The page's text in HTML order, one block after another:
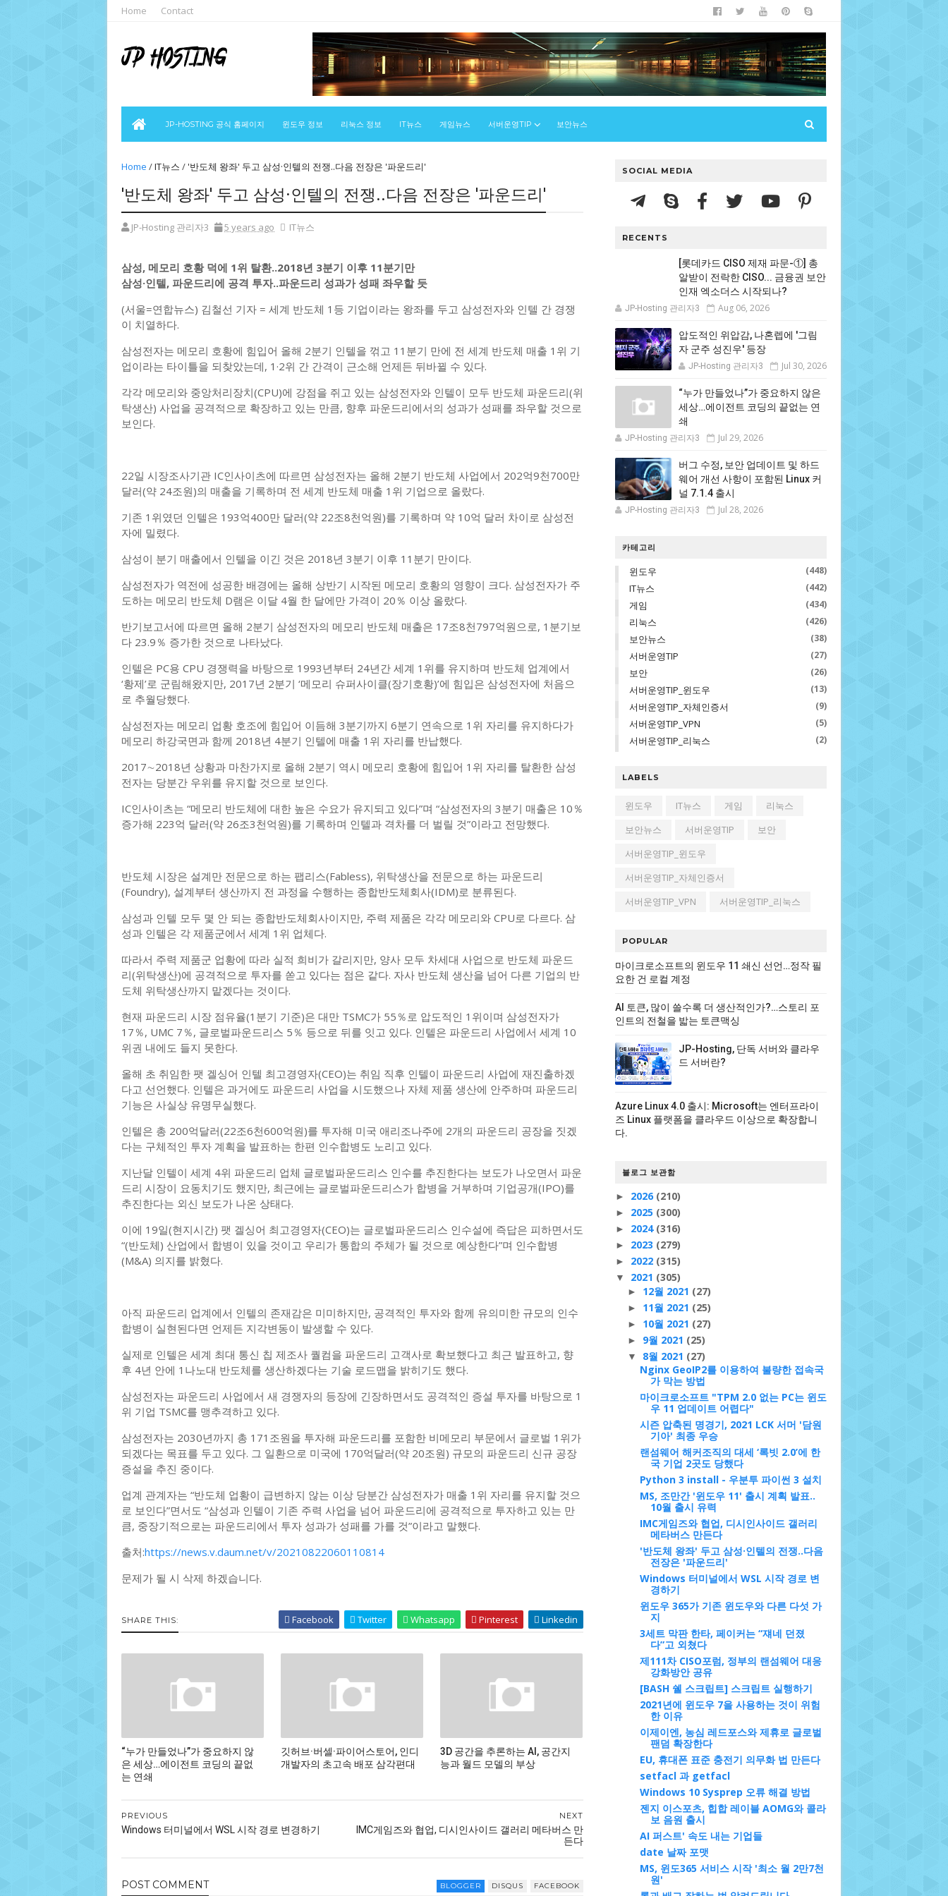
Home Contact
JP-HOSTING 공식 홈페이지 윈도우 정보 리눅스 정보 IT뉴스 게임뉴스 서버운영TIP 보안뉴스
Home /IT뉴스 / '반도체 왕좌' 두고 삼성·인텔의 전쟁..다음 전장은 '파운드리'
'반도체 왕좌' 두고 삼성·인텔의 전쟁..다음 전장은 '파운드리'
JP-Hosting 관리자3 5 years ago IT뉴스
삼성, 메모리 호황 덕에 1위 탈환..2018년 3분기 이후 11분기만
삼성·인텔, 파운드리에 공격 투자..파운드리 성과가 성패 좌우할 듯
(서울=연합뉴스) 김철선 기자 = 세계 반도체 1등 기업이라는 왕좌를 두고 삼성전자와 인텔 간 경쟁
이 치열하다.
삼성전자는 메모리 호황에 힘입어 올해 2분기 인텔을 꺾고 11분기 만에 전 세계 반도체 매출 1위 기
업이라는 타이틀을 되찾았는데, 1·2위 간 간격이 근소해 언제든 뒤바뀔 수 있다.
각각 메모리와 중앙처리장치(CPU)에 강점을 쥐고 있는 삼성전자와 인텔이 모두 반도체 파운드리(위
탁생산) 사업을 공격적으로 확장하고 있는 만큼, 향후 파운드리에서의 성과가 성패를 좌우할 것으로
보인다.
22일 시장조사기관 IC인사이츠에 따르면 삼성전자는 올해 2분기 반도체 사업에서 202억9천700만
달러(약 24조원)의 매출을 기록하며 전 세계 반도체 매출 1위 기업으로 올랐다.
기존 1위였던 인텔은 193억400만 달러(약 22조8천억원)를 기록하며 약 10억 달러 차이로 삼성전
자에 밀렸다.
삼성이 분기 매출에서 인텔을 이긴 것은 2018년 3분기 이후 11분기 만이다.
삼성전자가 역전에 성공한 배경에는 올해 상반기 시작된 메모리 호황의 영향이 크다. 삼성전자가 주
도하는 메모리 반도체 D램은 이달 4월 한 달에만 가격이 20％ 이상 올랐다.
반기보고서에 따르면 올해 2분기 삼성전자의 메모리 반도체 매출은 17조8천797억원으로, 1분기보
다 23.9％ 증가한 것으로 나타났다.
인텔은 PC용 CPU 경쟁력을 바탕으로 1993년부터 24년간 세계 1위를 유지하며 반도체 업계에서
‘황제’로 군림해왔지만, 2017년 2분기 ‘메모리 슈퍼사이클(장기호황)’에 힘입은 삼성전자에 처음으
로 추월당했다.
삼성전자는 메모리 업황 호조에 힘입어 이듬해 3분기까지 6분기 연속으로 1위 자리를 유지하다가
메모리 하강국면과 함께 2018년 4분기 인텔에 매출 1위 자리를 반납했다.
2017∼2018년 상황과 마찬가지로 올해 2분기 역시 메모리 호황에 힘입어 1위 자리를 탈환한 삼성
전자는 당분간 우위를 유지할 것으로 보인다.
IC인사이츠는 “메모리 반도체에 대한 높은 수요가 유지되고 있다”며 “삼성전자의 3분기 매출은 10％
증가해 223억 달러(약 26조3천억원)를 기록하며 인텔과 격차를 더 벌릴 것”이라고 전망했다.
반도체 시장은 설계만 전문으로 하는 팹리스(Fabless), 위탁생산을 전문으로 하는 파운드리
(Foundry), 설계부터 생산까지 전 과정을 수행하는 종합반도체회사(IDM)로 분류된다.
삼성과 인텔 모두 몇 안 되는 종합반도체회사이지만, 주력 제품은 각각 메모리와 CPU로 다르다. 삼
성과 인텔은 각 제품군에서 세계 1위 업체다.
따라서 주력 제품군 업황에 따라 실적 희비가 갈리지만, 양사 모두 차세대 사업으로 반도체 파운드
리(위탁생산)에 공격적으로 투자를 쏟고 있다는 점은 같다. 자사 반도체 생산을 넘어 다른 기업의 반
도체 위탁생산까지 맡겠다는 것이다.
현재 파운드리 시장 점유율(1분기 기준)은 대만 TSMC가 55％로 압도적인 1위이며 삼성전자가
17％, UMC 7％, 글로벌파운드리스 5％ 등으로 뒤를 잇고 있다. 인텔은 파운드리 사업에서 세계 10
위권 내에도 들지 못한다.
올해 초 취임한 팻 겔싱어 인텔 최고경영자(CEO)는 취임 직후 인텔이 파운드리 사업에 재진출하겠
다고 선언했다. 인텔은 과거에도 파운드리 사업을 시도했으나 자체 제품 생산에 안주하며 파운드리
기능은 사실상 유명무실했다.
인텔은 총 200억달러(22조6천600억원)를 투자해 미국 애리조나주에 2개의 파운드리 공장을 짓겠
다는 구체적인 투자 계획을 발표하는 한편 인수합병도 노리고 있다.
지난달 인텔이 세계 4위 파운드리 업체 글로벌파운드리스 인수를 추진한다는 보도가 나오면서 파운
드리 시장이 요동치기도 했지만, 최근에는 글로벌파운드리스가 합병을 거부하며 기업공개(IPO)를
추진한다는 외신 보도가 나온 상태다.
이에 19일(현지시간) 팻 겔싱어 최고경영자(CEO)는 글로벌파운드리스 인수설에 즉답은 피하면서도
“(반도체) 산업에서 합병이 있을 것이고 우리가 통합의 주체가 될 것으로 예상한다”며 인수합병
(M&A) 의지를 밝혔다.
아직 파운드리 업계에서 인텔의 존재감은 미미하지만, 공격적인 투자와 함께 유의미한 규모의 인수
합병이 실현된다면 언제든 지각변동이 발생할 수 있다.
실제로 인텔은 세계 최대 통신 칩 제조사 퀄컴을 파운드리 고객사로 확보했다고 최근 발표하고, 향
후 4년 안에 1나노대 반도체를 생산하겠다는 기술 로드맵을 밝히기도 했다.
삼성전자는 파운드리 사업에서 새 경쟁자의 등장에 긴장하면서도 공격적인 증설 투자를 바탕으로 1
위 기업 TSMC를 맹추격하고 있다.
삼성전자는 2030년까지 총 171조원을 투자해 파운드리를 포함한 비메모리 부문에서 글로벌 1위가
되겠다는 목표를 두고 있다. 그 일환으로 미국에 170억달러(약 20조원) 규모의 파운드리 신규 공장
증설을 추진 중이다.
업계 관계자는 “반도체 업황이 급변하지 않는 이상 당분간 삼성전자가 매출 1위 자리를 유지할 것으
로 보인다”면서도 “삼성과 인텔이 기존 주력 사업을 넘어 파운드리에 공격적으로 투자하고 있는 만
큼, 중장기적으로는 파운드리에서 투자 성과가 성패를 가를 것”이라고 말했다.
출처:https://news.v.daum.net/v/20210822060110814
문제가 될 시 삭제 하겠습니다.
SHARE THIS: Facebook Twitter Whatsapp Pinterest Linkedin
“누가 만들었나”가 중요하지 않
은 세상…에이전트 코딩의 끝없
는 연쇄
깃허브·버셀·파이어스토어, 인디
개발자의 초고속 배포 삼각편대
3D 공간을 추론하는 AI, 공간지
능과 월드 모델의 부상
NEXT
IMC게임즈와 협업, 디시인사이드 갤러리 메타버스 만
든다
PREVIOUS
Windows 터미널에서 WSL 시작 경로 변경하기
POST COMMENT BLOGGER DISQUS FACEBOOK
SOCIAL MEDIA
RECENTS
[롯데카드 CISO 제재 파문-①] 총
알받이 전락한 CISO... 금융권 보안
인재 엑소더스 시작되나?
JP-Hosting 관리자3 Aug 06, 2026
압도적인 위압감, 나혼렙에 '그림
자 군주 성진우' 등장
JP-Hosting 관리자3 Jul 30, 2026
“누가 만들었나”가 중요하지 않은
세상…에이전트 코딩의 끝없는 연
쇄
JP-Hosting 관리자3 Jul 29, 2026
버그 수정, 보안 업데이트 및 하드
웨어 개선 사항이 포함된 Linux 커
널 7.1.4 출시
JP-Hosting 관리자3 Jul 28, 2026
카테고리
윈도우 (448)
IT뉴스 (442)
게임 (434)
리눅스 (426)
보안뉴스 (38)
서버운영TIP (27)
보안 (26)
서버운영TIP_윈도우 (13)
서버운영TIP_자체인증서 (9)
서버운영TIP_VPN (5)
서버운영TIP_리눅스 (2)
LABELS
윈도우 IT뉴스 게임
리눅스
보안뉴스
서버운영TIP
보안
서버운영TIP_윈도우
서버운영TIP_자체인증서
서버운영TIP_VPN
서버운영TIP_리눅스
POPULAR
마이크로소프트의 윈도우 11 쇄신 선언…정작 필
요한 건 로컬 계정
AI 토큰, 많이 쓸수록 더 생산적인가?…스토리 포
인트의 전철을 밟는 토큰맥싱
JP-Hosting, 단독 서버와 클라우
드 서버란?
Azure Linux 4.0 출시: Microsoft는 엔터프라이
즈 Linux 플랫폼을 클라우드 이상으로 확장합니
다.
블로그 보관함
► 2026 (210)
► 2025 (300)
► 2024 (316)
► 2023 (279)
► 2022 (315)
▼ 2021 (305)
► 12월 2021 (27)
► 11월 2021 (25)
► 10월 2021 (27)
► 9월 2021 (25)
▼ 8월 2021 (27)
Nginx GeoIP2를 이용하여 불량한 접속국
가 막는 방법
마이크로소프트 "TPM 2.0 없는 PC는 윈도
우 11 업데이트 어렵다"
시즌 압축된 명경기, 2021 LCK 서머 '담원
기아' 최종 우승
랜섬웨어 해커조직의 대세 ‘록빗 2.0’에 한
국 기업 2곳도 당했다
Python 3 install - 우분투 파이썬 3 설치
MS, 조만간 '윈도우 11' 출시 계획 발표..
10월 출시 유력
IMC게임즈와 협업, 디시인사이드 갤러리
메타버스 만든다
'반도체 왕좌' 두고 삼성·인텔의 전쟁..다음
전장은 '파운드리'
Windows 터미널에서 WSL 시작 경로 변
경하기
윈도우 365가 기존 윈도우와 다른 다섯 가
지
3세트 막판 한타, 페이커는 “쟤네 던졌
다”고 외쳤다
제111차 CISO포럼, 정부의 랜섬웨어 대응
강화방안 공유
[BASH 쉘 스크립트] 스크립트 실행하기
2021년에 윈도우 7을 사용하는 것이 위험
한 이유
이제이엔, 농심 레드포스와 제휴로 글로벌
팬덤 확장한다
EU, 휴대폰 표준 충전기 의무화 법 만든다
setfacl 과 getfacl
Windows 10 Sysprep 오류 해결 방법
젠지 이스포츠, 힙합 레이블 AOMG와 콜라
보 음원 출시
AI 퍼스트' 속도 내는 기업들
date 날짜 포맷
MS, 윈도365 서비스 시작 '최소 월 2만7천
원'